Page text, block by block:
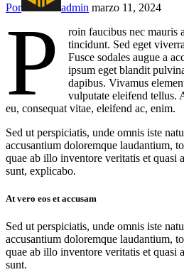
Por admin marzo 11, 2024
P
roin faucibus nec mauris
tincidunt. Sed eget
Fusce sodales augue a
ipsum eget blandit
dapibus. Vivamus
vulputate eleifend tellus.
eu, consequat vitae, eleifend ac, enim.
Sed ut perspiciatis, unde omnis iste
accusantium doloremque laudantium,
quae ab illo inventore veritatis et quasi
sunt, explicabo.
At vero eos et accusam
Sed ut perspiciatis, unde omnis iste
accusantium doloremque laudantium,
quae ab illo inventore veritatis et quasi
sunt.